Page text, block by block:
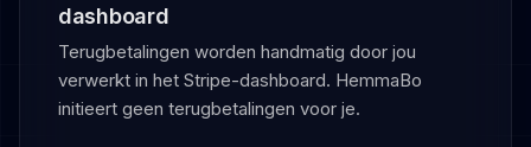
dashboard
Terugbetalingen worden handmatig door jou
verwerkt in het Stripe-dashboard. HemmaBo
initieert geen terugbetalingen voor je.